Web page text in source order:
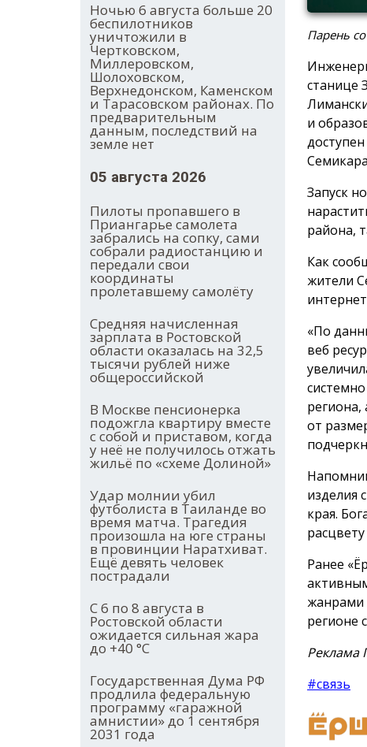
Ночью 6 августа больше 20
беспилотников
уничтожили в
Чертковском,
Миллеровском,
Шолоховском,
Верхнедонском, Каменском
и Тарасовском районах. По
предварительным
данным, последствий на
земле нет
05 августа 2026
Пилоты пропавшего в
Приангарье самолета
забрались на сопку, сами
собрали радиостанцию и
передали свои
координаты
пролетавшему самолёту
Средняя начисленная
зарплата в Ростовской
области оказалась на 32,5
тысячи рублей ниже
общероссийской
В Москве пенсионерка
подожгла квартиру вместе
с собой и приставом, когда
у неё не получилось отжать
жильё по «схеме Долиной»
Удар молнии убил
футболиста в Таиланде во
время матча. Трагедия
произошла на юге страны
в провинции Наратхиват.
Ещё девять человек
пострадали
С 6 по 8 августа в
Ростовской области
ожидается сильная жара
до +40 °С
Государственная Дума РФ
продлила федеральную
программу «гаражной
амнистии» до 1 сентября
2031 года
Парень
станице
и
Запуск
района,
Как
жители
«По
веб
от
изделия
края.
Ранее
жанрами
регионе
Реклама
#связь